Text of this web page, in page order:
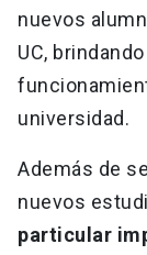
nuevos
UC,
universidad.
Además de
nuevos
particular